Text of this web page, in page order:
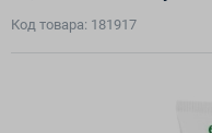
Код товара: 181917